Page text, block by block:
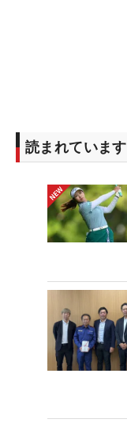
読まれています